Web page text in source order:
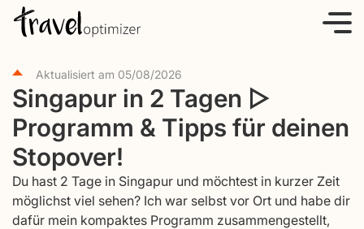
Aktualisiert am 05/08/2026
Singapur in 2 Tagen ▷
Programm & Tipps für deinen
Stopover!
Du hast 2 Tage in Singapur und möchtest in kurzer Zeit
möglichst viel sehen? Ich war selbst vor Ort und habe dir
dafür mein kompaktes Programm zusammengestellt,